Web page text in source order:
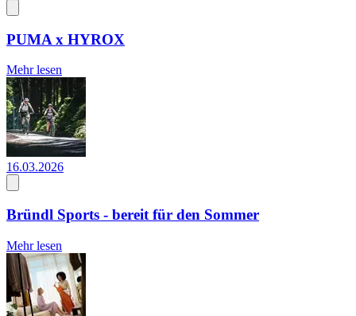
PUMA x HYROX
Mehr lesen
16.03.2026
Bründl Sports - bereit für den Sommer
Mehr lesen